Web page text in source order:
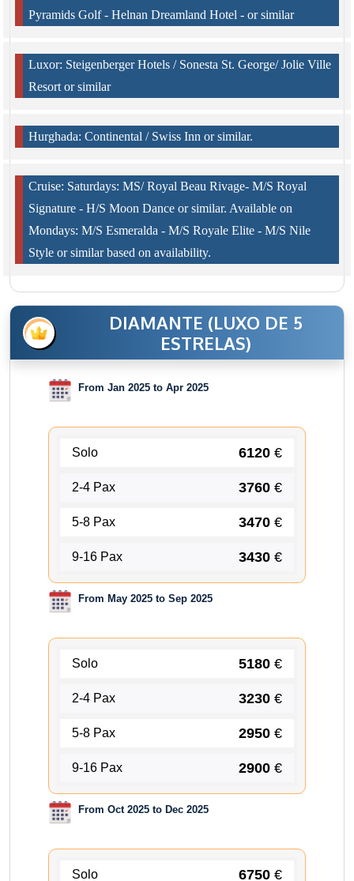
Pyramids Golf - Helnan Dreamland Hotel - or similar
Luxor: Steigenberger Hotels / Sonesta St. George/ Jolie Ville
Resort or similar
Hurghada: Continental / Swiss Inn or similar.
Cruise: Saturdays: MS/ Royal Beau Rivage- M/S Royal
Signature - H/S Moon Dance or similar. Available on
Mondays: M/S Esmeralda - M/S Royale Elite - M/S Nile
Style or similar based on availability.
DIAMANTE (LUXO DE 5
ESTRELAS)
From Jan 2025 to Apr 2025
Solo 6120 €
2-4 Pax 3760 €
5-8 Pax 3470 €
9-16 Pax 3430 €
From May 2025 to Sep 2025
Solo 5180 €
2-4 Pax 3230 €
5-8 Pax 2950 €
9-16 Pax 2900 €
From Oct 2025 to Dec 2025
Solo 6750 €